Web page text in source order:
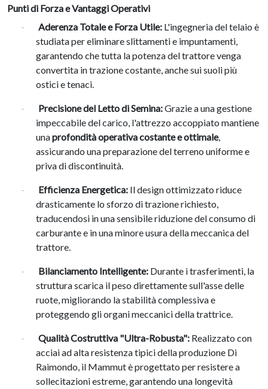
Punti di Forza e Vantaggi Operativi
· Aderenza Totale e Forza Utile: L'ingegneria del telaio è
studiata per eliminare slittamenti e impuntamenti,
garantendo che tutta la potenza del trattore venga
convertita in trazione costante, anche sui suoli più
ostici e tenaci.
· Precisione del Letto di Semina:Grazie a una gestione
impeccabile del carico, l'attrezzo accoppiato mantiene
unaprofondità operativa costante e ottimale,
assicurando una preparazione del terreno uniforme e
priva di discontinuità.
· Efficienza Energetica: Il design ottimizzato riduce
drasticamente lo sforzo di trazione richiesto,
traducendosi in una sensibile riduzione del consumo di
carburante e in una minore usura della meccanica del
trattore.
· Bilanciamento Intelligente: Durante i trasferimenti, la
struttura scarica il peso direttamente sull'asse delle
ruote, migliorando la stabilità complessiva e
proteggendo gli organi meccanici della trattrice.
· Qualità Costruttiva "Ultra-Robusta": Realizzato con
acciai ad alta resistenza tipici della produzione Di
Raimondo, il Mammut è progettato per resistere a
sollecitazioni estreme, garantendo una longevità